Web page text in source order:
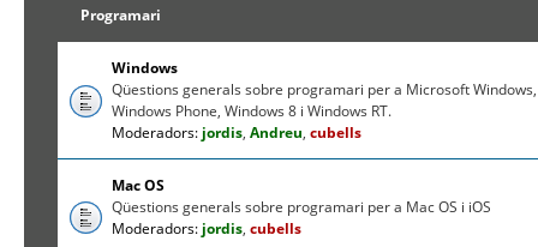
Programari
Windows
Qüestions generals sobre programari per a Microsoft Windows,
Windows Phone, Windows 8 i Windows RT.
Moderadors: jordis,Andreu,cubells
Mac OS
Qüestions generals sobre programari per a Mac OS i iOS
Moderadors: jordis,cubells